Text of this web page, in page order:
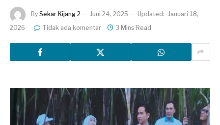
By Sekar Kijang 2 Juni 24, 2025 Updated: Januari 18,
2026
Tidak ada komentar 3 Mins Read